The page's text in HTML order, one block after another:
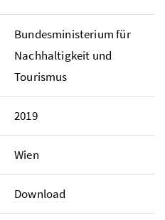
Bundesministerium für
Nachhaltigkeit und
Tourismus
2019
Wien
Download